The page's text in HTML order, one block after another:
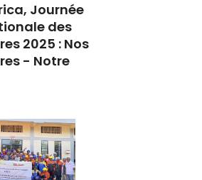
Journée
des
2025 : Nos
- Notre